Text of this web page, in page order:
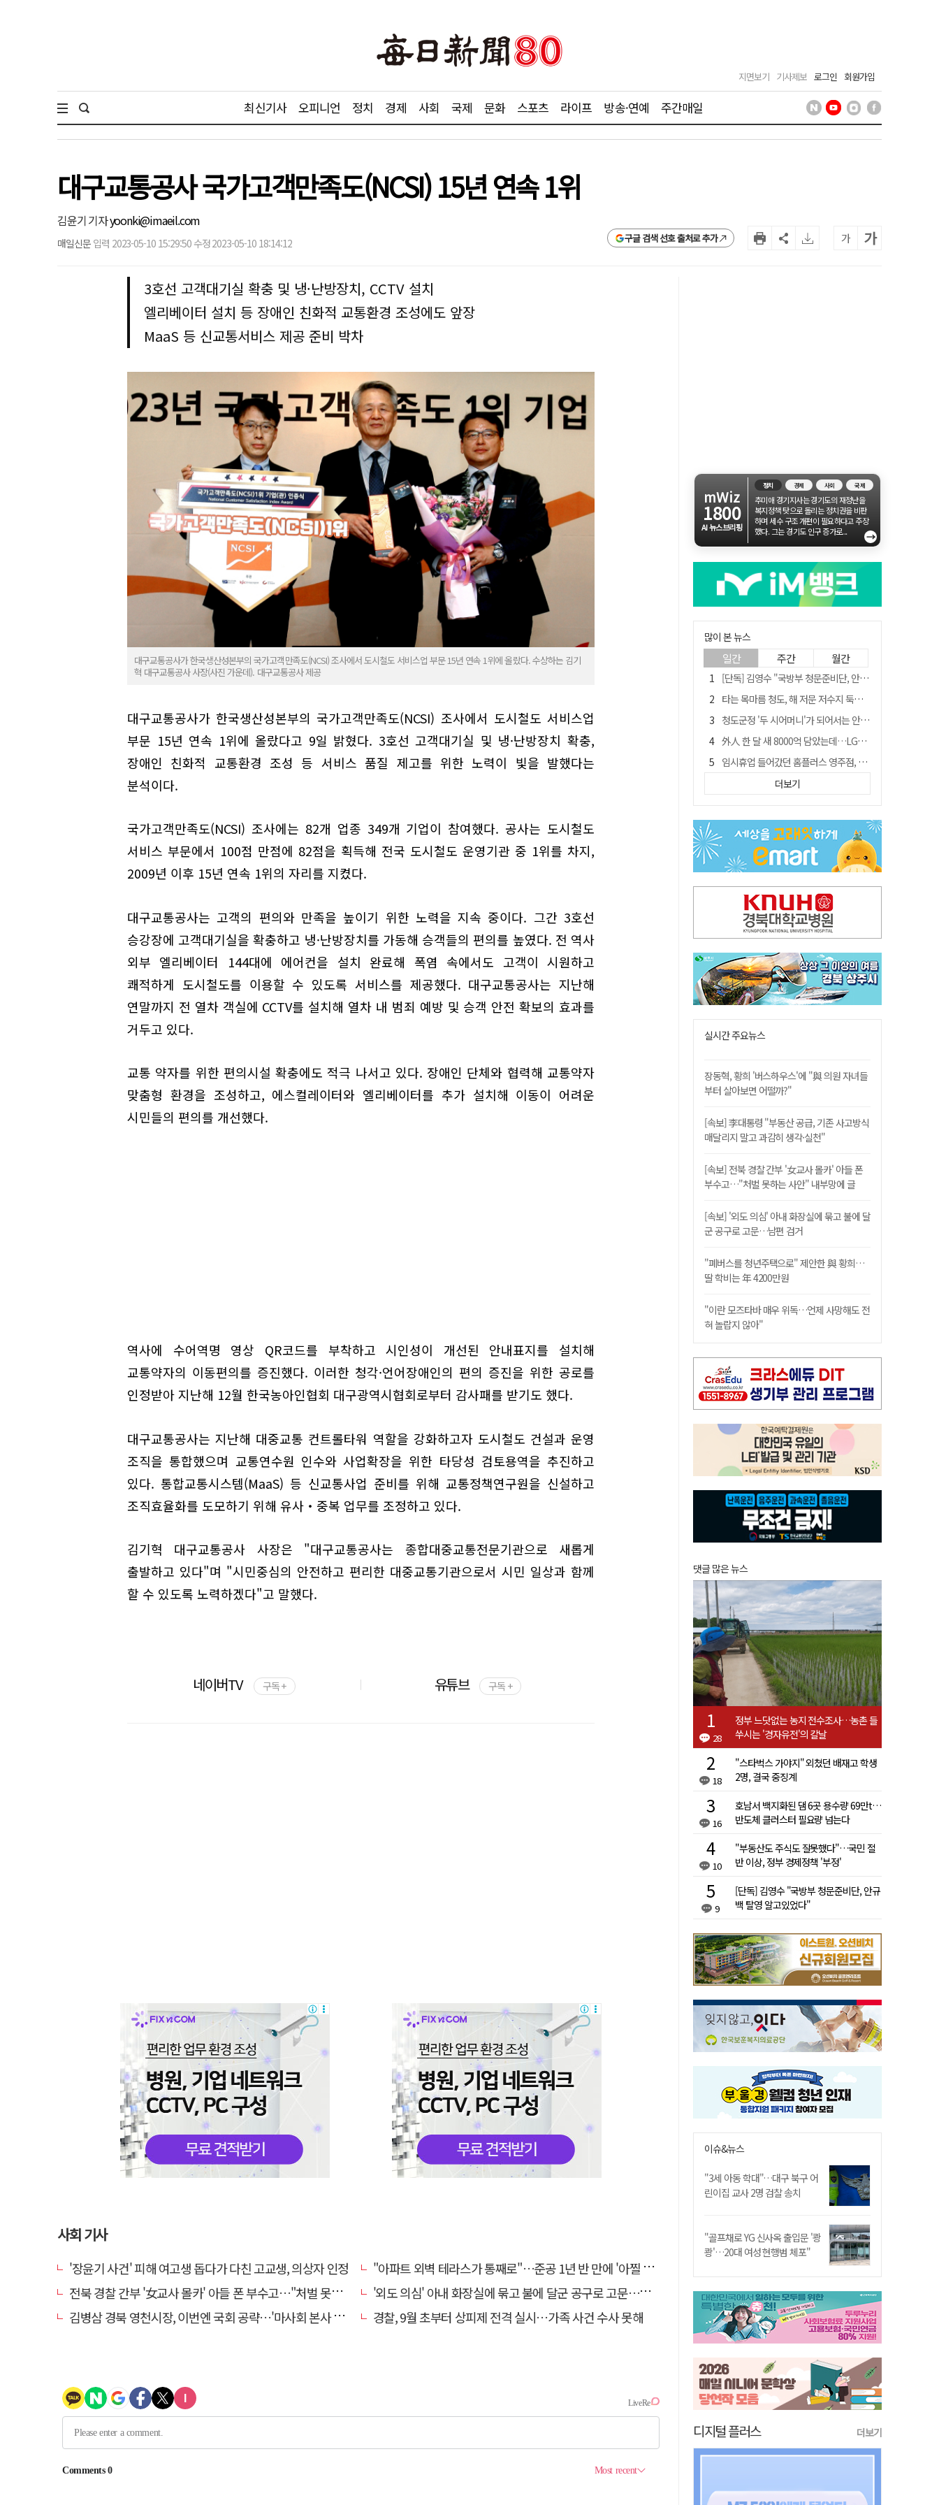
지면보기 기사제보 로그인 회원가입
최신기사 오피니언 정치 경제 사회 국제 문화 스포츠 라이프 방송·연예 주간매일
대구교통공사 국가고객만족도(NCSI) 15년 연속 1위
김윤기 기자yoonki@imaeil.com
매일신문 입력 2023-05-10 15:29:50 수정 2023-05-10 18:14:12 구글 검색 선호 출처로 추가 가 가
3호선 고객대기실 확충 및 냉·난방장치, CCTV 설치
엘리베이터 설치 등 장애인 친화적 교통환경 조성에도 앞장
MaaS 등 신교통서비스 제공 준비 박차
대구교통공사가 한국생산성본부의 국가고객만족도(NCSI) 조사에서 도시철도 서비스업 부문 15년 연속 1위에 올랐다. 수상하는 김기
혁 대구교통공사 사장(사진 가운데). 대구교통공사 제공
대구교통공사가 한국생산성본부의 국가고객만족도(NCSI) 조사에서 도시철도 서비스업
부문 15년 연속 1위에 올랐다고 9일 밝혔다. 3호선 고객대기실 및 냉·난방장치 확충,
장애인 친화적 교통환경 조성 등 서비스 품질 제고를 위한 노력이 빛을 발했다는
분석이다.
국가고객만족도(NCSI) 조사에는 82개 업종 349개 기업이 참여했다. 공사는 도시철도
서비스 부문에서 100점 만점에 82점을 획득해 전국 도시철도 운영기관 중 1위를 차지,
2009년 이후 15년 연속 1위의 자리를 지켰다.
대구교통공사는 고객의 편의와 만족을 높이기 위한 노력을 지속 중이다. 그간 3호선
승강장에 고객대기실을 확충하고 냉·난방장치를 가동해 승객들의 편의를 높였다. 전 역사
외부 엘리베이터 144대에 에어컨을 설치 완료해 폭염 속에서도 고객이 시원하고
쾌적하게 도시철도를 이용할 수 있도록 서비스를 제공했다. 대구교통공사는 지난해
연말까지 전 열차 객실에 CCTV를 설치해 열차 내 범죄 예방 및 승객 안전 확보의 효과를
거두고 있다.
교통 약자를 위한 편의시설 확충에도 적극 나서고 있다. 장애인 단체와 협력해 교통약자
맞춤형 환경을 조성하고, 에스컬레이터와 엘리베이터를 추가 설치해 이동이 어려운
시민들의 편의를 개선했다.
역사에 수어역명 영상 QR코드를 부착하고 시인성이 개선된 안내표지를 설치해
교통약자의 이동편의를 증진했다. 이러한 청각·언어장애인의 편의 증진을 위한 공로를
인정받아 지난해 12월 한국농아인협회 대구광역시협회로부터 감사패를 받기도 했다.
대구교통공사는 지난해 대중교통 컨트롤타워 역할을 강화하고자 도시철도 건설과 운영
조직을 통합했으며 교통연수원 인수와 사업확장을 위한 타당성 검토용역을 추진하고
있다. 통합교통시스템(MaaS) 등 신교통사업 준비를 위해 교통정책연구원을 신설하고
조직효율화를 도모하기 위해 유사‧중복 업무를 조정하고 있다.
김기혁 대구교통공사 사장은 "대구교통공사는 종합대중교통전문기관으로 새롭게
출발하고 있다"며 "시민중심의 안전하고 편리한 대중교통기관으로서 시민 일상과 함께
할 수 있도록 노력하겠다"고 말했다.
네이버TV 구독 + 유튜브 구독 +
사회 기사
'장윤기 사건' 피해 여고생 돕다가 다친 고교생, 의상자 인정
"아파트 외벽 테라스가 통째로"…준공 1년 반 만에 '아찔 사고'
전북 경찰 간부 '女교사 몰카' 아들 폰 부수고…"처벌 못하는 사안" 내부망에 글
'외도 의심' 아내 화장실에 묶고 불에 달군 공구로 고문…남편 검거
김병삼 경북 영천시장, 이번엔 국회 공략…'마사회 본사 이전·광역교통망 확충' 요청
경찰, 9월 초부터 상피제 전격 실시…가족 사건 수사 못해
mWiz
1800
AI 뉴스브리핑
정치 경제 사회 국제
추미애 경기지사는 경기도의 재정난을
복지정책 탓으로 돌리는 정치권을 비판
하며 세수 구조 개편이 필요하다고 주장
했다. 그는 경기도 인구 증가로...
→
많이 본 뉴스
일간 주간 월간
[단독] 김영수 "국방부 청문준비단, 안규백 탈영 알고있었다"
타는 목마름 청도, 해 저문 저수지 둑에 군수가 서 있었다
청도군정 '두 시어머니'가 되어서는 안된다
外人 한 달 새 8000억 담았는데…LG이노텍 목표주가는 왜 엇갈릴까
임시휴업 들어갔던 홈플러스 영주점, 7일 영업 재개…지하 1층만 운영
신세계사이먼, 대구 아울렛 토지매매 계약 체결… 사업 본궤도
"폐기 버스 개조해 청년주택" 與 황희…'딸 학비는 年 4200만원'
이의준 전 경북도 새마을봉사과장, 제28대 울릉군 부군수 취임
"상법개정해도 주주가 '봉'"…하이닉스 솔리다임 상장설에 술렁[개미와글와글]
더보기
실시간 주요뉴스
장동혁, 황희 '버스하우스'에 "與 의원 자녀들
부터 살아보면 어떨까?"
[속보] 李대통령 "부동산 공급, 기존 사고방식
매달리지 말고 과감히 생각·실천"
[속보] 전북 경찰 간부 '女교사 몰카' 아들 폰
부수고…"처벌 못하는 사안" 내부망에 글
[속보] '외도 의심' 아내 화장실에 묶고 불에 달
군 공구로 고문…남편 검거
"폐버스를 청년주택으로" 제안한 與 황희…
딸 학비는 年 4200만원
"이란 모즈타바 매우 위독…언제 사망해도 전
혀 놀랍지 않아"
댓글 많은 뉴스
28
정부 느닷없는 농지 전수조사…농촌 들
쑤시는 '경자유전'의 칼날
18
"스타벅스 가야지" 외쳤던 배재고 학생
2명, 결국 중징계
16
호남서 백지화된 댐 6곳 용수량 69만t…
반도체 클러스터 필요량 넘는다
10
"부동산도 주식도 잘못했다"…국민 절
반 이상, 정부 경제정책 '부정'
9
[단독] 김영수 "국방부 청문준비단, 안규
백 탈영 알고있었다"
이슈&뉴스
"3세 아동 학대"…대구 북구 어
린이집 교사 2명 검찰 송치
"골프채로 YG 신사옥 출입문 '쾅
쾅'…20대 여성 현행범 체포"
디지털 플러스 더보기